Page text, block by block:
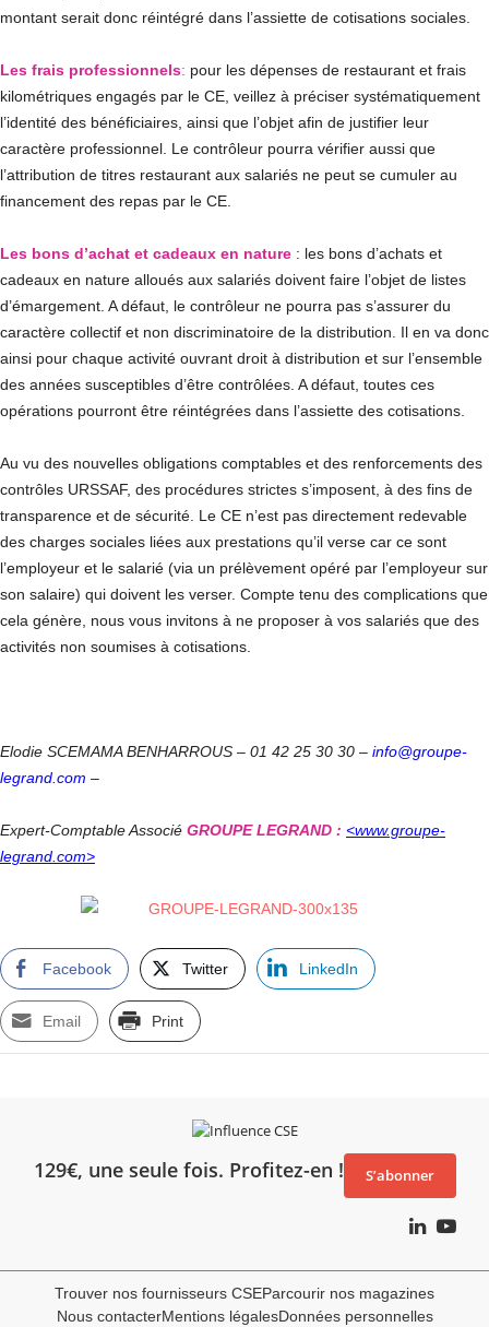
montant serait donc réintégré dans l’assiette de cotisations sociales.
Les frais professionnels: pour les dépenses de restaurant et frais
kilométriques engagés par le CE, veillez à préciser systématiquement
l’identité des bénéficiaires, ainsi que l’objet afin de justifier leur
caractère professionnel. Le contrôleur pourra vérifier aussi que
l’attribution de titres restaurant aux salariés ne peut se cumuler au
financement des repas par le CE.
Les bons d’achat et cadeaux en nature : les bons d’achats et
cadeaux en nature alloués aux salariés doivent faire l’objet de listes
d’émargement. A défaut, le contrôleur ne pourra pas s’assurer du
caractère collectif et non discriminatoire de la distribution. Il en va donc
ainsi pour chaque activité ouvrant droit à distribution et sur l’ensemble
des années susceptibles d’être contrôlées. A défaut, toutes ces
opérations pourront être réintégrées dans l’assiette des cotisations.
Au vu des nouvelles obligations comptables et des renforcements des
contrôles URSSAF, des procédures strictes s’imposent, à des fins de
transparence et de sécurité. Le CE n’est pas directement redevable
des charges sociales liées aux prestations qu’il verse car ce sont
l’employeur et le salarié (via un prélèvement opéré par l’employeur sur
son salaire) qui doivent les verser. Compte tenu des complications que
cela génère, nous vous invitons à ne proposer à vos salariés que des
activités non soumises à cotisations.
Elodie SCEMAMA BENHARROUS – 01 42 25 30 30 – info@groupe-
legrand.com –
Expert-Comptable Associé GROUPE LEGRAND : <www.groupe-
legrand.com>
Facebook Twitter LinkedIn
Email Print
129€, une seule fois. Profitez-en ! S’abonner
Trouver nos fournisseurs CSEParcourir nos magazines
Nous contacterMentions légalesDonnées personnelles